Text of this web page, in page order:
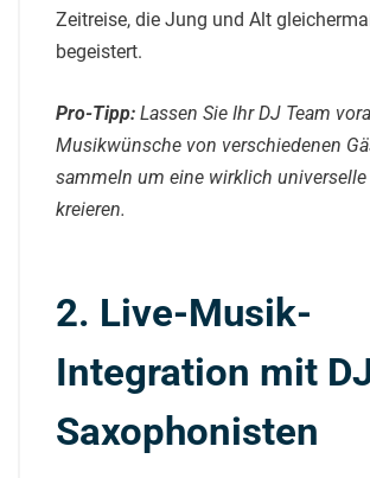
Zeitreise, die Jung und Alt
begeistert.
Pro-Tipp: Lassen Sie Ihr DJ Team
Musikwünsche von verschiedenen
sammeln um eine wirklich
kreieren.
2. Live-Musik-
Integration mit
Saxophonisten